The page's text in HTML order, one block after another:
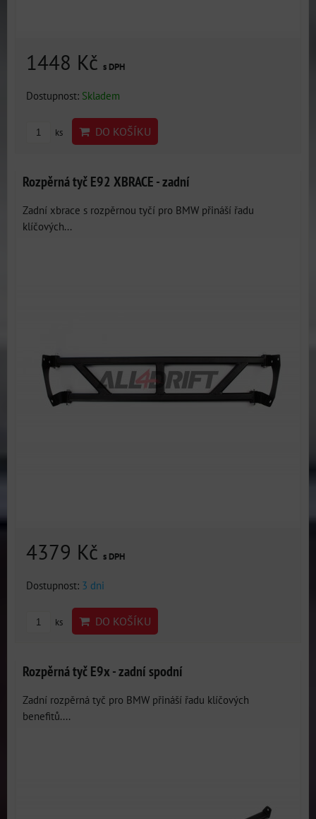
1448 Kč s DPH
Dostupnost: Skladem
ks DO KOŠÍKU
Rozpěrná tyč E92 XBRACE - zadní
Zadní xbrace s rozpěrnou tyčí pro BMW přináší řadu
klíčových...
4379 Kč s DPH
Dostupnost: 3 dni
ks DO KOŠÍKU
Rozpěrná tyč E9x - zadní spodní
Zadní rozpěrná tyč pro BMW přináší řadu klíčových
benefitů....